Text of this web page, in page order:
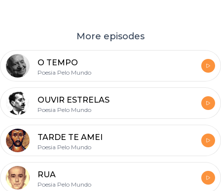
More episodes
O TEMPO
Poesia Pelo Mundo
OUVIR ESTRELAS
Poesia Pelo Mundo
TARDE TE AMEI
Poesia Pelo Mundo
RUA
Poesia Pelo Mundo